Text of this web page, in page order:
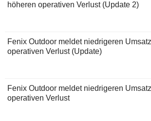
höheren operativen Verlust (Update 2)
Fenix Outdoor meldet niedrigeren
operativen Verlust (Update)
Fenix Outdoor meldet niedrigeren
operativen Verlust